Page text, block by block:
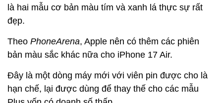
là hai mẫu cơ bản màu tím và xanh lá thực sự rất
đẹp.
Theo PhoneArena, Apple nên có thêm các phiên
bản màu sắc khác nữa cho iPhone 17 Air.
Đây là một dòng máy mới với viên pin được cho là
hạn chế, lại được dùng để thay thế cho các mẫu